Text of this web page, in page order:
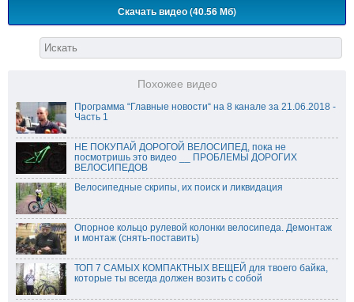
Скачать видео (40.56 Мб)
Похожее видео
Программа “Главные новости“ на 8 канале за 21.06.2018 -
Часть 1
НЕ ПОКУПАЙ ДОРОГОЙ ВЕЛОСИПЕД, пока не
посмотришь это видео __ ПРОБЛЕМЫ ДОРОГИХ
ВЕЛОСИПЕДОВ
Велосипедные скрипы, их поиск и ликвидация
Опорное кольцо рулевой колонки велосипеда. Демонтаж
и монтаж (снять-поставить)
ТОП 7 САМЫХ КОМПАКТНЫХ ВЕЩЕЙ для твоего байка,
которые ты всегда должен возить с собой